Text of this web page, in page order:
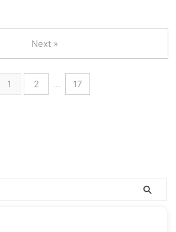
1 2 … 17
Next »